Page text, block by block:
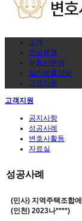
소개
건설분쟁
부동산분쟁
일반법률상담
고객지원
고객지원
공지사항
성공사례
변호사활동
자료실
성공사례
(민사) 지역주택조합
(인천) 2023나****)